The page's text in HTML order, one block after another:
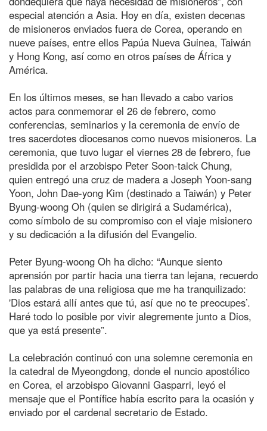
especial atención a Asia. Hoy en día, existen decenas
de misioneros enviados fuera de Corea, operando en
nueve países, entre ellos Papúa Nueva Guinea, Taiwán
y Hong Kong, así como en otros países de África y
América.
En los últimos meses, se han llevado a cabo varios
actos para conmemorar el 26 de febrero, como
conferencias, seminarios y la ceremonia de envío de
tres sacerdotes diocesanos como nuevos misioneros. La
ceremonia, que tuvo lugar el viernes 28 de febrero, fue
presidida por el arzobispo Peter Soon-taick Chung,
quien entregó una cruz de madera a Joseph Yoon-sang
Yoon, John Dae-yong Kim (destinado a Taiwán) y Peter
Byung-woong Oh (quien se dirigirá a Sudamérica),
como símbolo de su compromiso con el viaje misionero
y su dedicación a la difusión del Evangelio.
Peter Byung-woong Oh ha dicho: “Aunque siento
aprensión por partir hacia una tierra tan lejana, recuerdo
las palabras de una religiosa que me ha tranquilizado:
'Dios estará allí antes que tú, así que no te preocupes’.
Haré todo lo posible por vivir alegremente junto a Dios,
que ya está presente”.
La celebración continuó con una solemne ceremonia en
la catedral de Myeongdong, donde el nuncio apostólico
en Corea, el arzobispo Giovanni Gasparri, leyó el
mensaje que el Pontífice había escrito para la ocasión y
enviado por el cardenal secretario de Estado.